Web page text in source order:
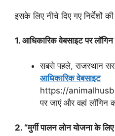
इसके लिए नीचे दिए गए निर्देशों
1. आधिकारिक वेबसाइट पर
सबसे पहले, राजस्थान
आधिकारिक वेबसाइट
https://
पर जाएं और वहां लॉगिन
2. “मुर्गी पालन लोन योजना के